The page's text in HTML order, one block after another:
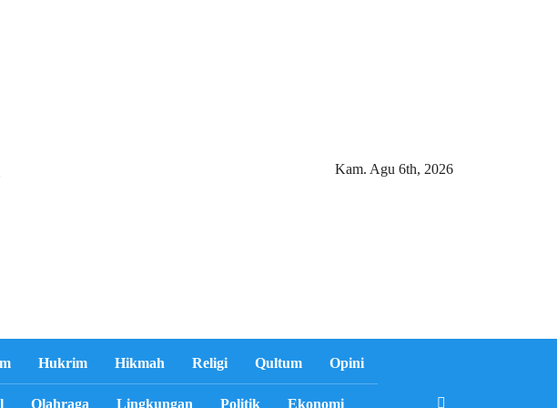
Kam. Agu 6th, 2026
Hukrim Hikmah Religi Qultum Opini
Olahraga Lingkungan Politik Ekonomi